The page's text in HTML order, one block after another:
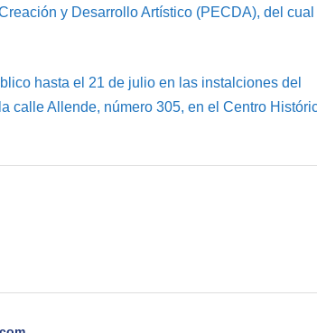
y Desarrollo Artístico (PECDA), del cual
hasta el 21 de julio en las instalciones del
calle Allende, número 305, en el Centro